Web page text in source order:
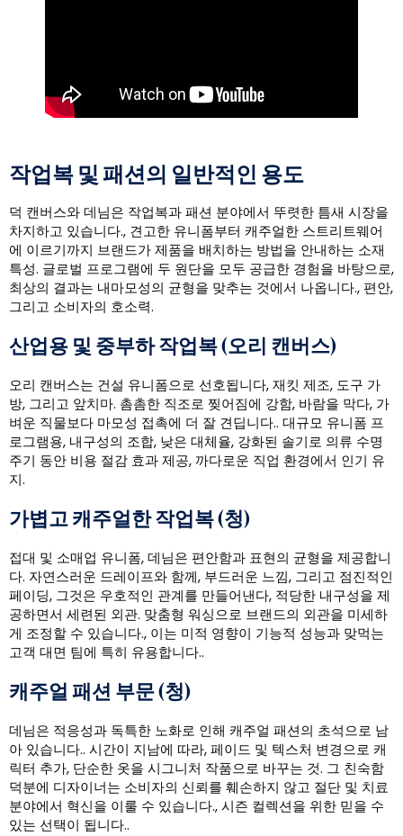
작업복 및 패션의 일반적인 용도
덕 캔버스와 데님은 작업복과 패션 분야에서 뚜렷한 틈새 시장을
차지하고 있습니다., 견고한 유니폼부터 캐주얼한 스트리트웨어
에 이르기까지 브랜드가 제품을 배치하는 방법을 안내하는 소재
특성. 글로벌 프로그램에 두 원단을 모두 공급한 경험을 바탕으로,
최상의 결과는 내마모성의 균형을 맞추는 것에서 나옵니다., 편안,
그리고 소비자의 호소력.
산업용 및 중부하 작업복 (오리 캔버스)
오리 캔버스는 건설 유니폼으로 선호됩니다, 재킷 제조, 도구 가
방, 그리고 앞치마. 촘촘한 직조로 찢어짐에 강함, 바람을 막다, 가
벼운 직물보다 마모성 접촉에 더 잘 견딥니다.. 대규모 유니폼 프
로그램용, 내구성의 조합, 낮은 대체율, 강화된 솔기로 의류 수명
주기 동안 비용 절감 효과 제공, 까다로운 직업 환경에서 인기 유
지.
가볍고 캐주얼한 작업복 (청)
접대 및 소매업 유니폼, 데님은 편안함과 표현의 균형을 제공합니
다. 자연스러운 드레이프와 함께, 부드러운 느낌, 그리고 점진적인
페이딩, 그것은 우호적인 관계를 만들어낸다, 적당한 내구성을 제
공하면서 세련된 외관. 맞춤형 워싱으로 브랜드의 외관을 미세하
게 조정할 수 있습니다., 이는 미적 영향이 기능적 성능과 맞먹는
고객 대면 팀에 특히 유용합니다..
캐주얼 패션 부문 (청)
데님은 적응성과 독특한 노화로 인해 캐주얼 패션의 초석으로 남
아 있습니다.. 시간이 지남에 따라, 페이드 및 텍스처 변경으로 캐
릭터 추가, 단순한 옷을 시그니처 작품으로 바꾸는 것. 그 친숙함
덕분에 디자이너는 소비자의 신뢰를 훼손하지 않고 절단 및 치료
분야에서 혁신을 이룰 수 있습니다., 시즌 컬렉션을 위한 믿을 수
있는 선택이 됩니다..